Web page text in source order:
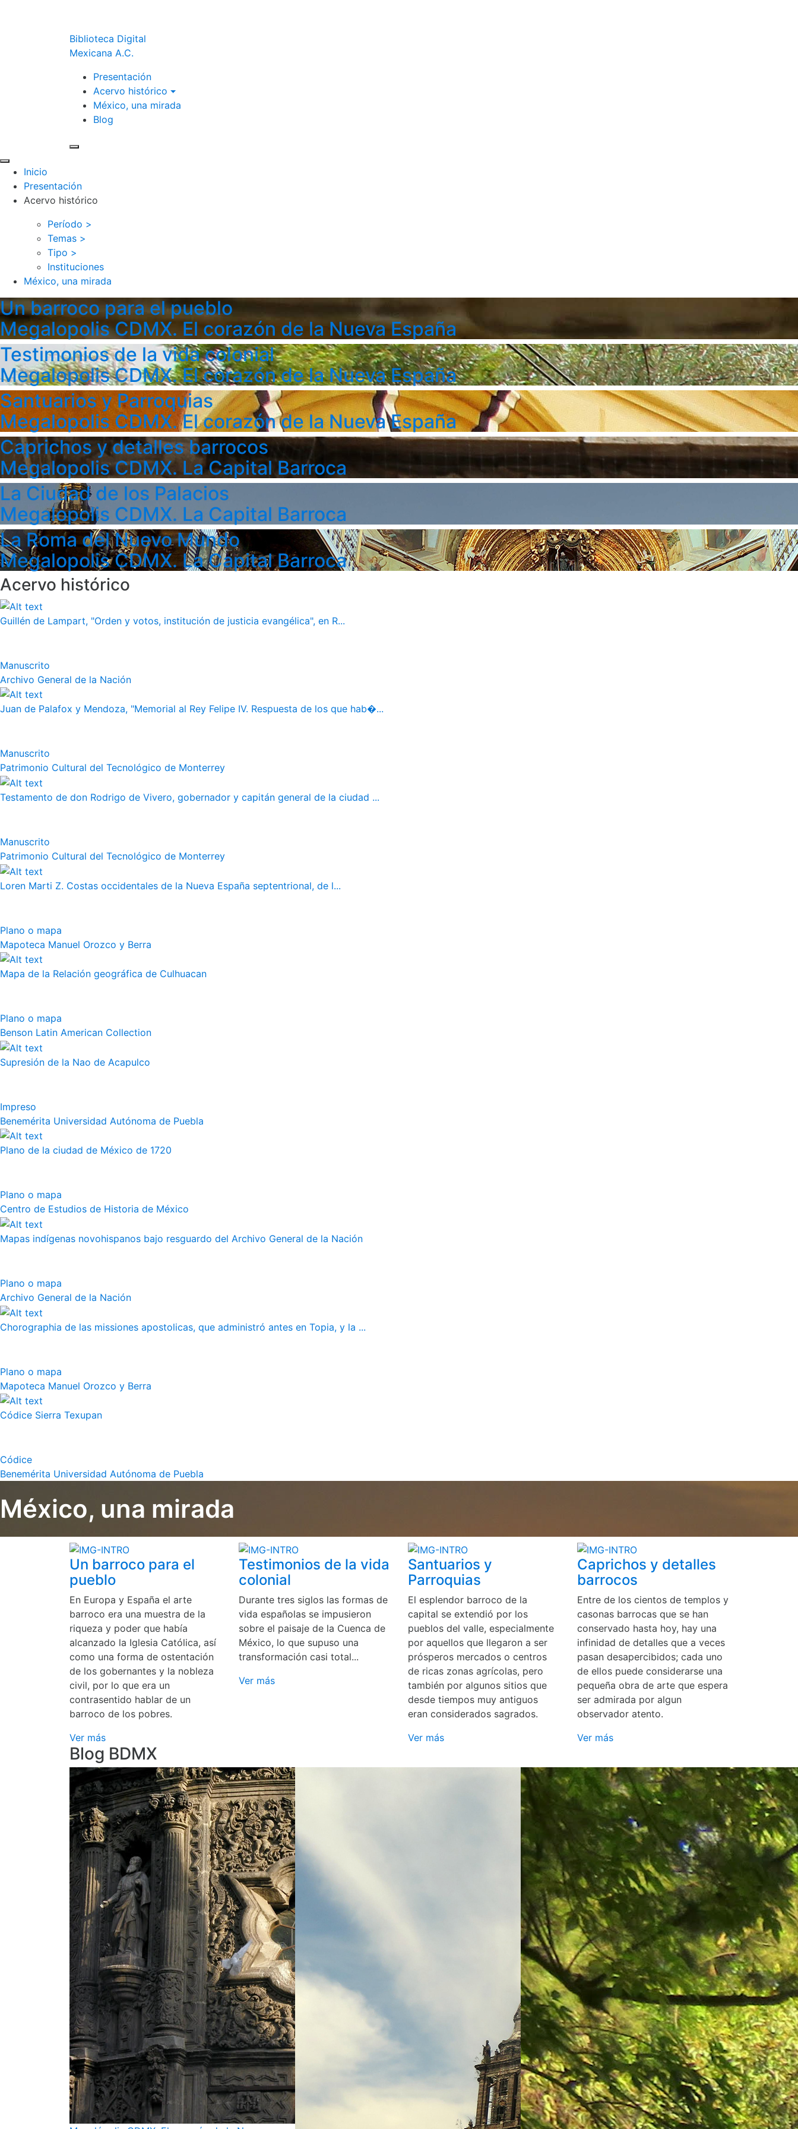
Biblioteca Digital
Mexicana A.C.
Presentación
Acervo histórico
México, una mirada
Blog
Inicio
Presentación
Acervo histórico
Período >
Temas >
Tipo >
Instituciones
México, una mirada
Un barroco para el pueblo
Megalopolis CDMX. El corazón de la Nueva España
Testimonios de la vida colonial
Megalopolis CDMX. El corazón de la Nueva España
Santuarios y Parroquias
Megalopolis CDMX. El corazón de la Nueva España
Caprichos y detalles barrocos
Megalopolis CDMX. La Capital Barroca
La Ciudad de los Palacios
Megalopolis CDMX. La Capital Barroca
La Roma del Nuevo Mundo
Megalopolis CDMX. La Capital Barroca
Acervo histórico
Guillén de Lampart, "Orden y votos, institución de justicia evangélica", en R...
Manuscrito
Archivo General de la Nación
Juan de Palafox y Mendoza, "Memorial al Rey Felipe IV. Respuesta de los que hab�...
Manuscrito
Patrimonio Cultural del Tecnológico de Monterrey
Testamento de don Rodrigo de Vivero, gobernador y capitán general de la ciudad ...
Manuscrito
Patrimonio Cultural del Tecnológico de Monterrey
Loren Marti Z. Costas occidentales de la Nueva España septentrional, de l...
Plano o mapa
Mapoteca Manuel Orozco y Berra
Mapa de la Relación geográfica de Culhuacan
Plano o mapa
Benson Latin American Collection
Supresión de la Nao de Acapulco
Impreso
Benemérita Universidad Autónoma de Puebla
Plano de la ciudad de México de 1720
Plano o mapa
Centro de Estudios de Historia de México
Mapas indígenas novohispanos bajo resguardo del Archivo General de la Nación
Plano o mapa
Archivo General de la Nación
Chorographia de las missiones apostolicas, que administró antes en Topia, y la ...
Plano o mapa
Mapoteca Manuel Orozco y Berra
Códice Sierra Texupan
Códice
Benemérita Universidad Autónoma de Puebla
México, una mirada
Un barroco para el
pueblo
En Europa y España el arte
barroco era una muestra de la
riqueza y poder que había
alcanzado la Iglesia Católica, así
como una forma de ostentación
de los gobernantes y la nobleza
civil, por lo que era un
contrasentido hablar de un
barroco de los pobres.
Ver más
Testimonios de la vida
colonial
Durante tres siglos las formas de
vida españolas se impusieron
sobre el paisaje de la Cuenca de
México, lo que supuso una
transformación casi total...
Ver más
Santuarios y
Parroquias
El esplendor barroco de la
capital se extendió por los
pueblos del valle, especialmente
por aquellos que llegaron a ser
prósperos mercados o centros
de ricas zonas agrícolas, pero
también por algunos sitios que
desde tiempos muy antiguos
eran considerados sagrados.
Ver más
Caprichos y detalles
barrocos
Entre de los cientos de templos y
casonas barrocas que se han
conservado hasta hoy, hay una
infinidad de detalles que a veces
pasan desapercibidos; cada uno
de ellos puede considerarse una
pequeña obra de arte que espera
ser admirada por algun
observador atento.
Ver más
Blog BDMX